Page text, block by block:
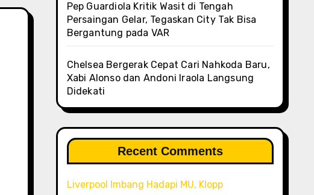
Pep Guardiola Kritik Wasit di Tengah
Persaingan Gelar, Tegaskan City Tak Bisa
Bergantung pada VAR
Chelsea Bergerak Cepat Cari Nahkoda Baru,
Xabi Alonso dan Andoni Iraola Langsung
Didekati
Recent Comments
Liverpool Imbang Hadapi MU, Klopp